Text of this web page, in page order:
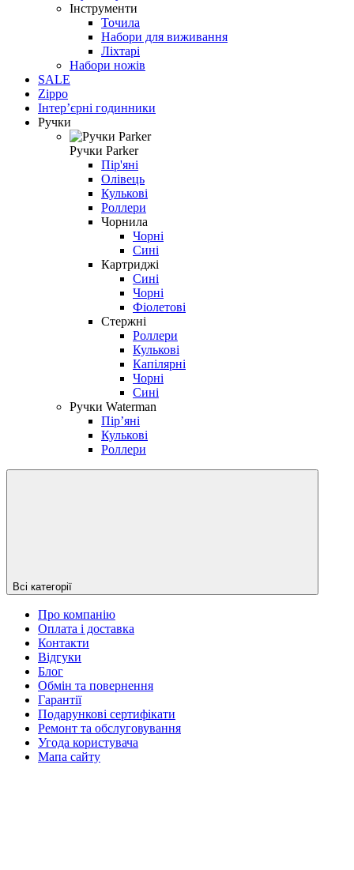
Інструменти
Точила
Набори для виживання
Ліхтарі
Набори ножів
SALE
Zippo
Інтерʼєрні годинники
Ручки
Ручки Parker
Пір'яні
Олівець
Кулькові
Роллери
Чорнила
Чорні
Сині
Картриджі
Сині
Чорні
Фіолетові
Стержні
Роллери
Кулькові
Капілярні
Чорні
Сині
Ручки Waterman
Пірʼяні
Кулькові
Роллери
Всі категорії
Про компанію
Оплата і доставка
Контакти
Відгуки
Блог
Обмін та повернення
Гарантії
Подарункові сертифікати
Ремонт та обслуговування
Угода користувача
Мапа сайту